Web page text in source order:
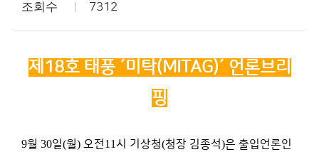
조회수 7312
제18호 태풍 ´미탁(MITAG)´ 언론브리
핑
9월 30일(월) 오전11 시 기상청(청장 김종석)은 출입언론인